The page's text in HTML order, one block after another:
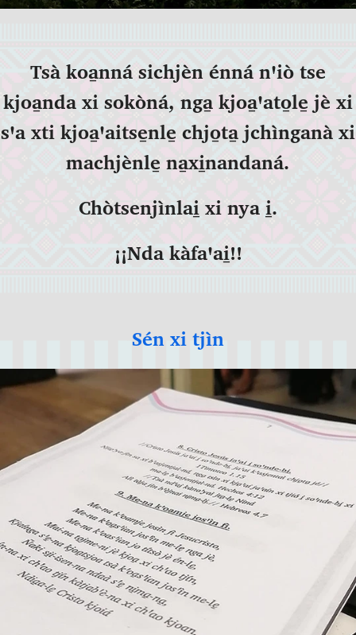
Tsà koa̱nná sichjèn énná nꞌiò tse
kjoa̱nda xi sokòná, nga̱ kjoa̱ꞌato̱le̱ jè xi
sꞌa xti kjoa̱ꞌaitse̱nle̱ chjo̱ta̱ jchìnganà xi
machjènle̱ na̱xi̱nandaná.
Chòtsenjìnlai̱ xi nya i̱.
¡¡Nda kàfaꞌai̱!!
Sén xi tjìn